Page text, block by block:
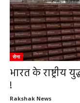
सेना
भारत के राष्ट्रीय
!
Rakshak News